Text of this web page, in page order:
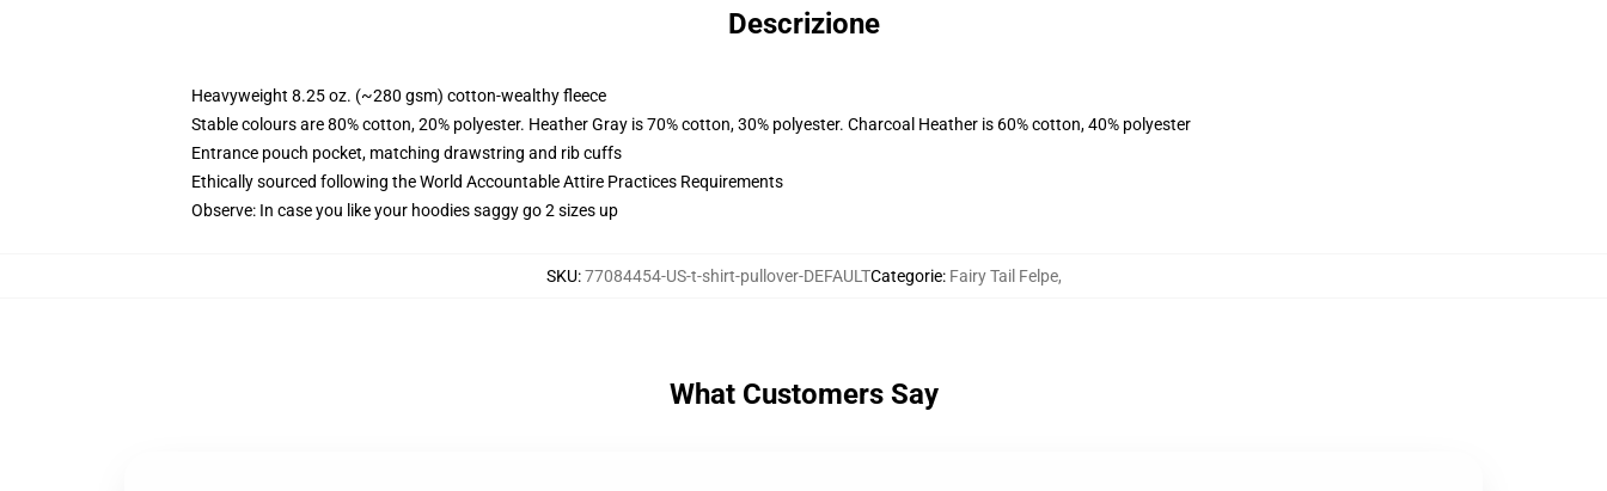
Descrizione
Heavyweight 8.25 oz. (~280 gsm) cotton-wealthy fleece
Stable colours are 80% cotton, 20% polyester. Heather Gray is 70% cotton, 30% polyester. Charcoal Heather is 60% cotton, 40% polyester
Entrance pouch pocket, matching drawstring and rib cuffs
Ethically sourced following the World Accountable Attire Practices Requirements
Observe: In case you like your hoodies saggy go 2 sizes up
SKU:77084454-US-t-shirt-pullover-DEFAULTCategorie: Fairy Tail Felpe,
What Customers Say